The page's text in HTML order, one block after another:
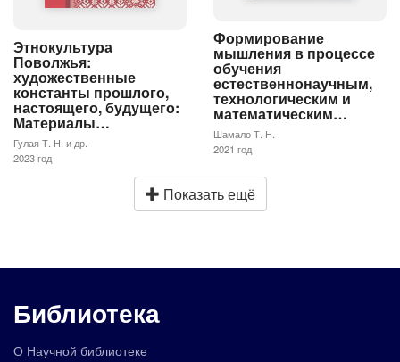
Этнокультура
Поволжья:
художественные
константы прошлого,
настоящего, будущего:
Материалы…
Гулая Т. Н. и др.
2023 год
Формирование
мышления в процессе
обучения
естественнонаучным,
технологическим и
математическим…
Шамало Т. Н.
2021 год
Показать ещё
Библиотека
О Научной библиотеке